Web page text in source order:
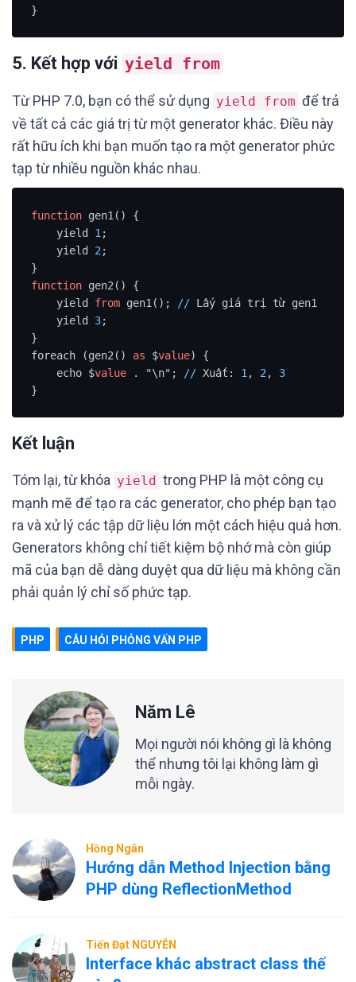
}
5. Kết hợp với yield from
Từ PHP 7.0, bạn có thể sử dụng yield from để trả
về tất cả các giá trị từ một generator khác. Điều này
rất hữu ích khi bạn muốn tạo ra một generator phức
tạp từ nhiều nguồn khác nhau.
function gen1() {
    yield
1 ;
    yield
2 ;
function gen2() {
    yield
from gen1(); // Lấy giá trị từ gen1
    yield
3;
}
foreach (gen2() as $value) {
    echo $
value . "\n"; // Xuất: 1 , 2 , 3
}
Kết luận
Tóm lại, từ khóa yield trong PHP là một công cụ
mạnh mẽ để tạo ra các generator, cho phép bạn tạo
ra và xử lý các tập dữ liệu lớn một cách hiệu quả hơn.
Generators không chỉ tiết kiệm bộ nhớ mà còn giúp
mã của bạn dễ dàng duyệt qua dữ liệu mà không cần
phải quản lý chỉ số phức tạp.
PHP CÂU HỎI PHỎNG VẤN PHP
Năm Lê
Mọi người nói không gì là không
thể nhưng tôi lại không làm gì
mỗi ngày.
Hồng Ngân
Hướng dẫn Method Injection bằng
PHP dùng ReflectionMethod
Tiến Đạt NGUYỄN
Interface khác abstract class thế